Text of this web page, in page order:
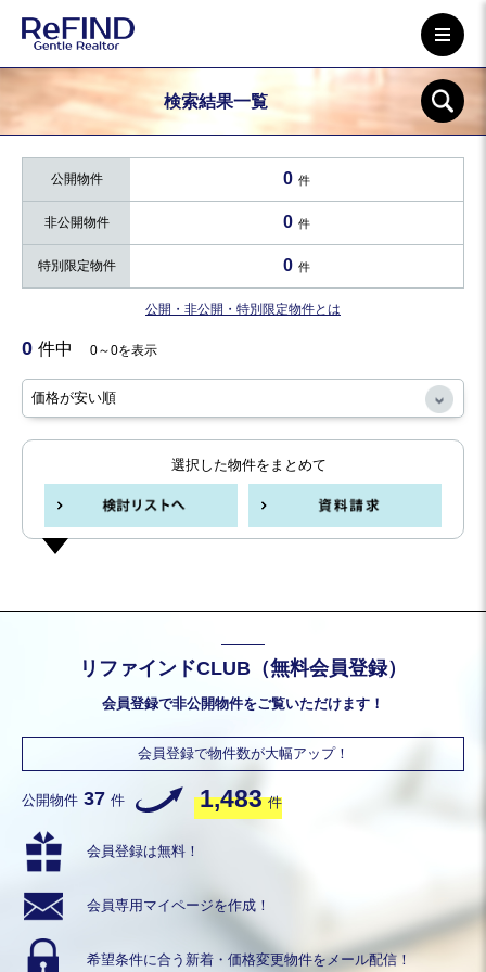
検索結果一覧
公開物件 0 件
非公開物件 0 件
特別限定物件 0 件
公開・非公開・特別限定物件とは
0 件中 0～0を表示
選択した物件をまとめて
リファインドCLUB（無料会員登録）
会員登録で非公開物件をご覧いただけます！
会員登録で物件数が大幅アップ！
公開物件 37 件 1,483 件
会員登録は無料！
会員専用 マイページを作成！
希望条件に合う 新着・価格変更物件をメール配信！